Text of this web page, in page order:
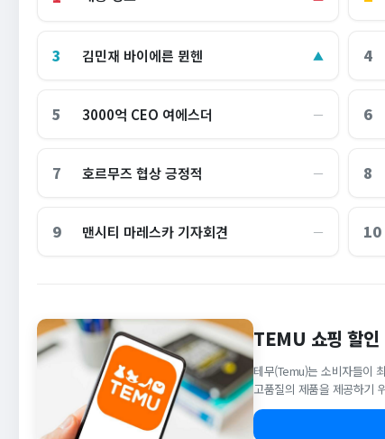
3 김민재 바이에른 뮌헨 ▲ 4
5 3000억 CEO 여에스더 ― 6
7 호르무즈 협상 긍정적 ― 8
9 맨시티 마레스카 기자회견 ― 10
TEMU 쇼핑 할인
테무(Temu)는 소비자들이
고품질의 제품을 제공하기